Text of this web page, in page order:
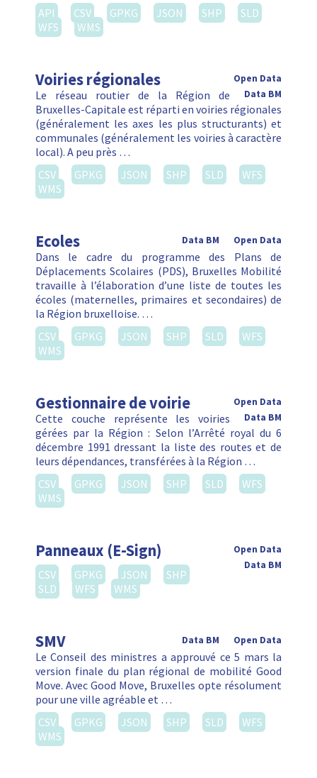
API
CSV GPKG JSON SHP
SLD
WFS
WMS
Voiries régionales
Open Data
Data BM
Le réseau routier de la Région de
Bruxelles-Capitale est réparti en voiries régionales
(généralement les axes les plus structurants) et
communales (généralement les voiries à caractère
local). A peu près …
CSV
GPKG JSON SHP SLD
WFS
WMS
Ecoles Open Data
Data BM
Dans le cadre du programme des Plans de
Déplacements Scolaires (PDS), Bruxelles Mobilité
travaille à l’élaboration d’une liste de toutes les
écoles (maternelles, primaires et secondaires) de
la Région bruxelloise. …
CSV
GPKG JSON SHP SLD
WFS
WMS
Gestionnaire de voirie
Open Data
Data BM
Cette couche représente les voiries
gérées par la Région : Selon l’Arrêté royal du 6
décembre 1991 dressant la liste des routes et de
leurs dépendances, transférées à la Région …
CSV
GPKG JSON SHP SLD
WFS
WMS
Panneaux (E-Sign)
Open Data
Data BM
CSV GPKG JSON
SHP
SLD
WFS WMS
SMV Open Data
Data BM
Le Conseil des ministres a approuvé ce 5 mars la
version finale du plan régional de mobilité Good
Move. Avec Good Move, Bruxelles opte résolument
pour une ville agréable et …
CSV
GPKG JSON SHP SLD
WFS
WMS